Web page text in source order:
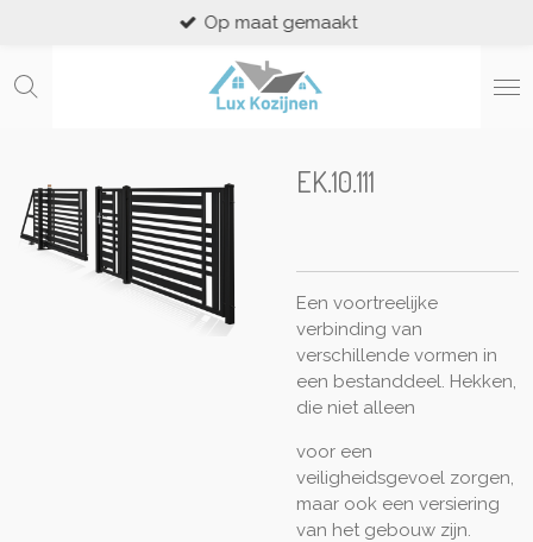
naar
Op maat gemaakt
EK.10.111
Een voortreelijke
verbinding van
verschillende vormen in
een bestanddeel. Hekken,
die niet alleen
voor een
veiligheidsgevoel zorgen,
maar ook een versiering
van het gebouw zijn.